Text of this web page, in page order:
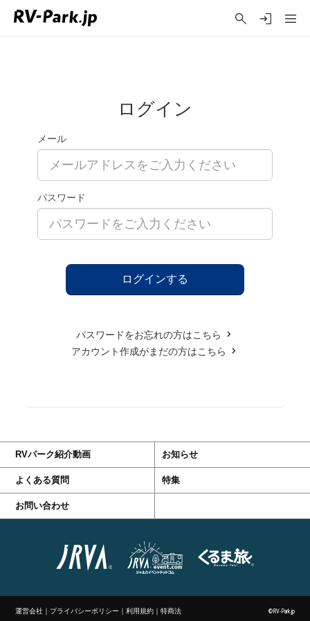
ログイン
メール
パスワード
パスワードをお忘れの方はこちら
アカウント作成がまだの方はこちら
RVパーク紹介動画 お知らせ
よくある質問 特集
お問い合わせ
運営会社 ｜ プライバシーポリシー ｜利用規約 ｜特商法 ©RV-Park.jp